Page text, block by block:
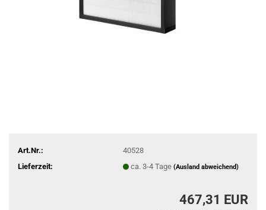
Art.Nr.:
40528
Lieferzeit:
ca. 3-4 Tage (Ausland abweichend)
467,31 EUR